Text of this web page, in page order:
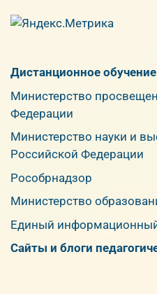
Дистанционное обучение
Министерство
Федерации
Министерство науки и
Российской Федерации
Рособрнадзор
Министерство
Единый информационный
Сайты и блоги